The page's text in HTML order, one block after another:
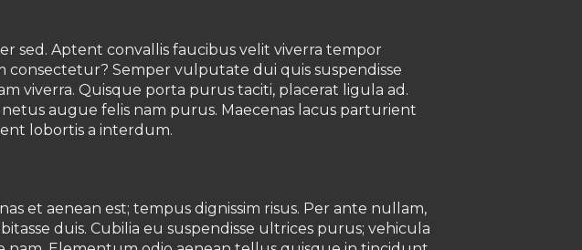
sed. Aptent convallis faucibus velit viverra tempor
Semper vulputate dui quis suspendisse
viverra. Quisque porta purus taciti, placerat ligula ad.
augue felis nam purus. Maecenas lacus parturient
lobortis a interdum.
et aenean est; tempus dignissim risus. Per ante nullam,
duis. Cubilia eu suspendisse ultrices purus; vehicula